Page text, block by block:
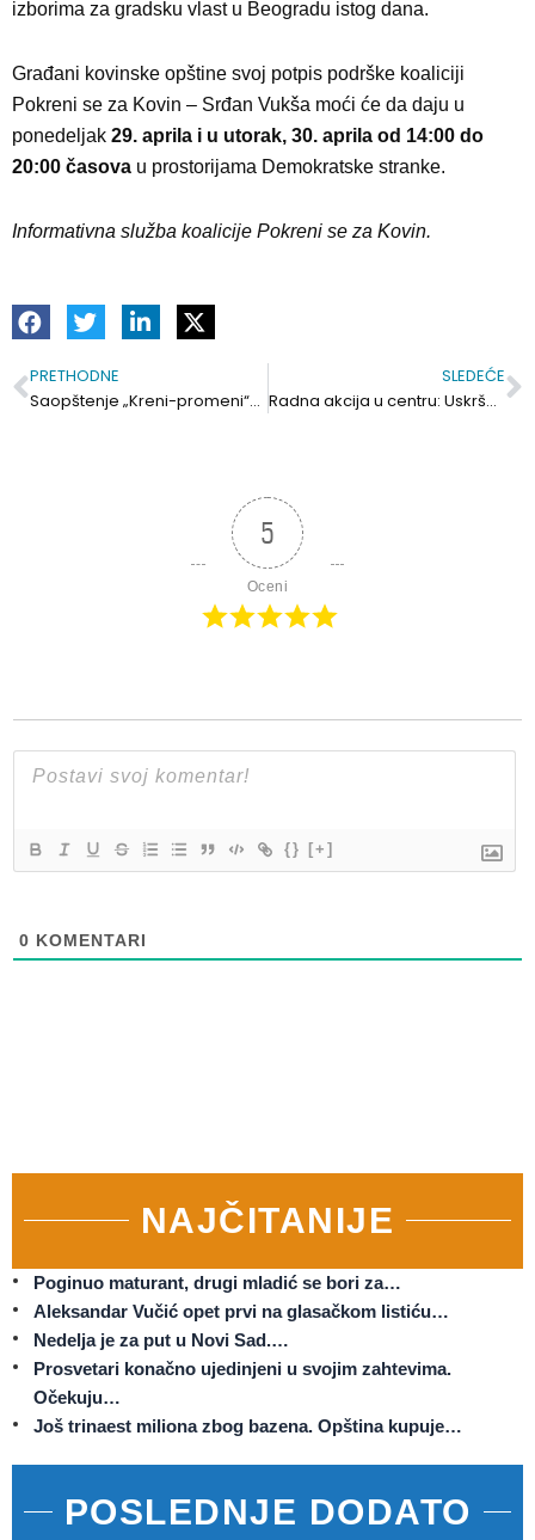
izborima za gradsku vlast u Beogradu istog dana.
Građani kovinske opštine svoj potpis podrške koaliciji
Pokreni se za Kovin – Srđan Vukša moći će da daju u
ponedeljak 29. aprila i u utorak, 30. aprila od 14:00 do
20:00 časova u prostorijama Demokratske stranke.
Informativna služba koalicije Pokreni se za Kovin.
Prev
PRETHODNE
Saopštenje „Kreni-promeni“- Sledeći korak je pobeda, a možemo pobediti samo zajedno
SLEDEĆE
Radna akcija u centru: Uskršnji zeka i tuneli od srca samo su početak onoga što se planira
5
Oceni
{} [+]
0 KOMENTARI
NAJČITANIJE
Poginuo maturant, drugi mladić se bori za…
Aleksandar Vučić opet prvi na glasačkom listiću…
Nedelja je za put u Novi Sad.…
Prosvetari konačno ujedinjeni u svojim zahtevima.
Očekuju…
Još trinaest miliona zbog bazena. Opština kupuje…
POSLEDNJE DODATO